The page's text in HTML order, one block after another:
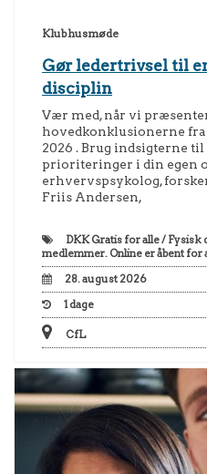
Klubhusmøde
Gør ledertrivsel til
disciplin
Vær med, når vi
hovedkonklusionerne
2026 . Brug indsigterne
prioriteringer i din egen
erhvervspsykolog,
Friis Andersen,
DKKGratis for alle / Fysisk
medlemmer. Online er åbent for
28. august 2026
1 dage
CfL